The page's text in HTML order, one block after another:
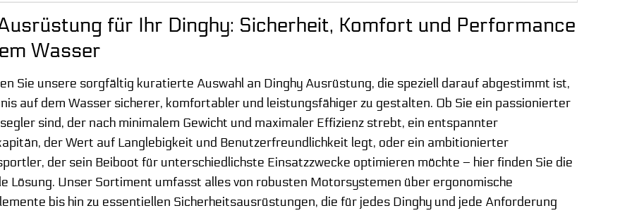
für Ihr Dinghy: Sicherheit, Komfort und Performance
Wasser
Sie unsere sorgfältig kuratierte Auswahl an Dinghy Ausrüstung, die speziell darauf abgestimmt ist,
auf dem Wasser sicherer, komfortabler und leistungsfähiger zu gestalten. Ob Sie ein passionierter
sind, der nach minimalem Gewicht und maximaler Effizienz strebt, ein entspannter
der Wert auf Langlebigkeit und Benutzerfreundlichkeit legt, oder ein ambitionierter
der sein Beiboot für unterschiedlichste Einsatzzwecke optimieren möchte – hier finden Sie die
Lösung. Unser Sortiment umfasst alles von robusten Motorsystemen über ergonomische
bis hin zu essentiellen Sicherheitsausrüstungen, die für jedes Dinghy und jede Anforderung